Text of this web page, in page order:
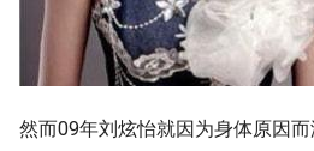
然而09年刘炫怡就因为身体原因而